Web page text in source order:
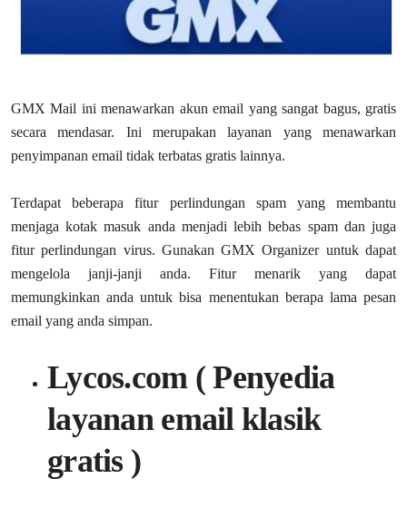
GMX Mail ini menawarkan akun email yang sangat bagus, gratis
secara mendasar. Ini merupakan layanan yang menawarkan
penyimpanan email tidak terbatas gratis lainnya.
Terdapat beberapa fitur perlindungan spam yang membantu
menjaga kotak masuk anda menjadi lebih bebas spam dan juga
fitur perlindungan virus. Gunakan GMX Organizer untuk dapat
mengelola janji-janji anda. Fitur menarik yang dapat
memungkinkan anda untuk bisa menentukan berapa lama pesan
email yang anda simpan.
Lycos.com ( Penyedia
layanan email klasik
gratis )